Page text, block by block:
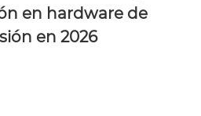
en hardware de
en 2026